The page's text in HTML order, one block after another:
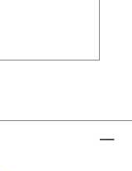
aufgelegte